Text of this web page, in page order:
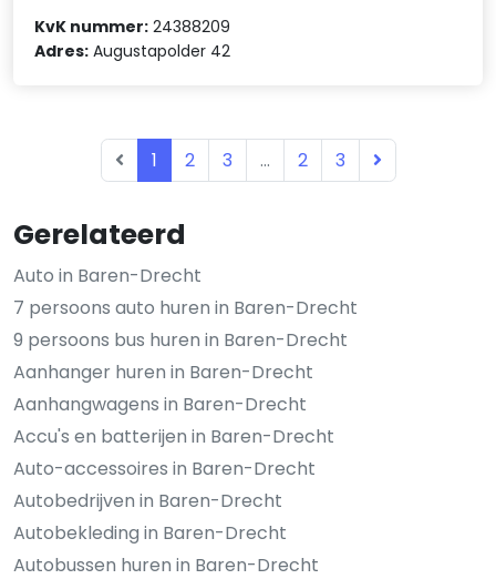
Gerelateerd
Auto in Baren-Drecht
7 persoons auto huren in Baren-Drecht
9 persoons bus huren in Baren-Drecht
Aanhanger huren in Baren-Drecht
Aanhangwagens in Baren-Drecht
Accu's en batterijen in Baren-Drecht
Auto-accessoires in Baren-Drecht
Autobedrijven in Baren-Drecht
Autobekleding in Baren-Drecht
Autobussen huren in Baren-Drecht
KvK nummer: 24388209
Adres: Augustapolder 42
1 2 3 ... 2 3